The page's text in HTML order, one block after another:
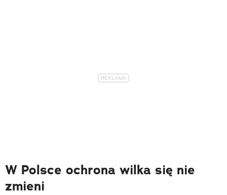
W Polsce ochrona wilka się nie
zmieni